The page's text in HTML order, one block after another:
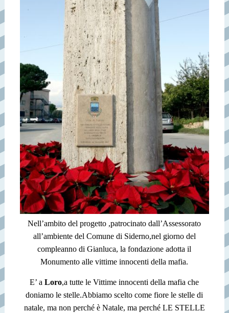
Nell’ambito del progetto ,patrocinato dall’Assessorato
all’ambiente del Comune di Siderno,nel giorno del
compleanno di Gianluca, la fondazione adotta il
Monumento alle vittime innocenti della mafia.
E’ aLoro,a tutte le Vittime innocenti della mafia che
doniamo le stelle.Abbiamo scelto come fiore le stelle di
natale, ma non perché è Natale, ma perché LE STELLE